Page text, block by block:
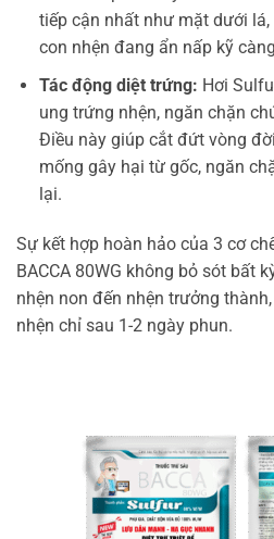
tiếp cận nhất như mặt dưới
con nhện đang ẩn nấp kỹ
Tác động diệt trứng: Hơi
ung trứng nhện, ngăn chặn
Điều này giúp cắt đứt vòng
mống gây hại từ gốc, ngăn
lại.
Sự kết hợp hoàn hảo của 3 cơ
BACCA 80WG không bỏ sót bất
nhện non đến nhện trưởng
nhện chỉ sau 1-2 ngày phun.